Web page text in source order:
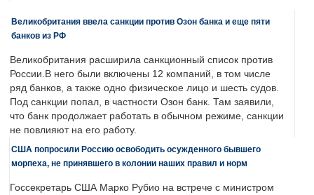
Великобритания ввела санкции против Озон банка и еще пяти
банков из РФ
Великобритания расширила санкционный список против
России.В него были включены 12 компаний, в том числе
ряд банков, а также одно физическое лицо и шесть судов.
Под санкции попал, в частности Озон банк. Там заявили,
что банк продолжает работать в обычном режиме, санкции
не повлияют на его работу.
США попросили Россию освободить осужденного бывшего
морпеха, не принявшего в колонии наших правил и норм
Госсекретарь США Марко Рубио на встрече с министром